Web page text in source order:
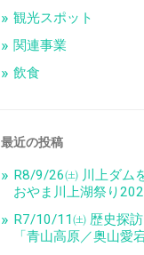
観光スポット
関連事業
飲食
最近の投稿
R8/9/26㈯ 川上ダム
おやま川上湖祭り
R7/10/11㈯ 歴史探
「青山高原／奥山愛